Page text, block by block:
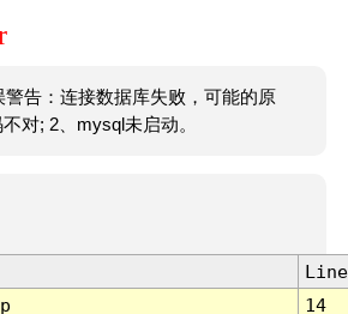
警告：连接数据库失败，可能的原
对; 2、mysql未启动。
Line
14